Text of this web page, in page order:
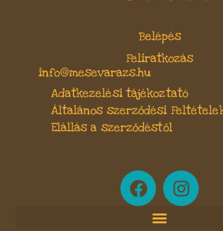
Belépés
Feliratkozás
info@mesevarazs.hu
Adatkezelési tájékoztató
Általános szerződési
Elállás a szerződéstől